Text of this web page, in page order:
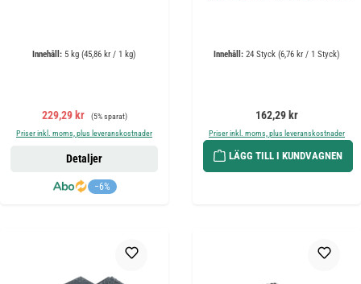
Innehåll: 5 kg (45,86 kr / 1 kg)
Försäljningspris:
229,29 kr Ordinarie pris:
(5% sparat)
Priser inkl. moms, plus leveranskostnader
−6%
Detaljer
Innehåll: 24 Styck (6,76 kr / 1 Styck)
Ordinarie pris:
162,29 kr
Priser inkl. moms, plus leveranskostnader
LÄGG TILL I KUNDVAGNEN